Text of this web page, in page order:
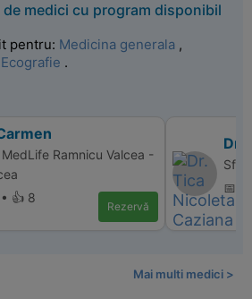
medici cu program disponibil
pentru: Medicina generala ,
Ecografie .
Ramnicu Valcea -
👍 8
Rezervă
Dr.
📅
Mai multi medici >